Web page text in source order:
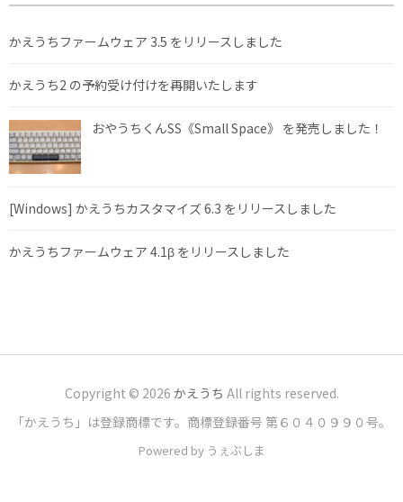
かえうちファームウェア 3.5 をリリースしました
かえうち2 の予約受け付けを再開いたします
おやうちくんSS《Small Space》 を発売しました！
[Windows] かえうちカスタマイズ 6.3 をリリースしました
かえうちファームウェア 4.1β をリリースしました
Copyright © 2026 かえうち All rights reserved.
「かえうち」は登録商標です。商標登録番号 第６０４０９９０号。
Powered by うぇぶしま